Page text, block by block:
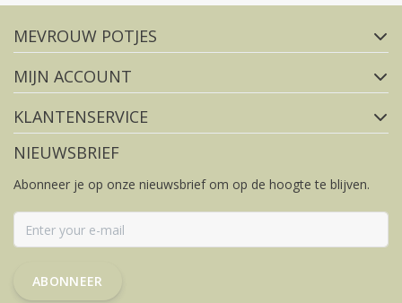
FACEBOOK
MEVROUW POTJES
MIJN ACCOUNT
KLANTENSERVICE
NIEUWSBRIEF
Abonneer je op onze nieuwsbrief om op de hoogte te blijven.
ABONNEER